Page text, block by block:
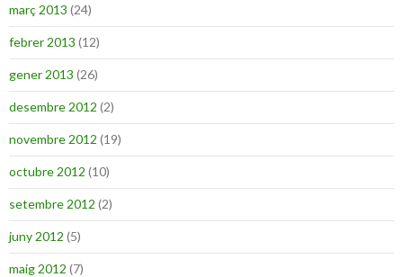
març 2013 (24)
febrer 2013 (12)
gener 2013 (26)
desembre 2012 (2)
novembre 2012 (19)
octubre 2012 (10)
setembre 2012 (2)
juny 2012 (5)
maig 2012 (7)